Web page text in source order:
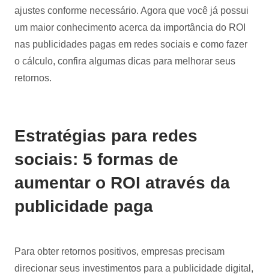
ajustes conforme necessário. Agora que você já possui
um maior conhecimento acerca da importância do ROI
nas publicidades pagas em redes sociais e como fazer
o cálculo, confira algumas dicas para melhorar seus
retornos.
Estratégias para redes
sociais: 5 formas de
aumentar o ROI através da
publicidade paga
Para obter retornos positivos, empresas precisam
direcionar seus investimentos para a publicidade digital,